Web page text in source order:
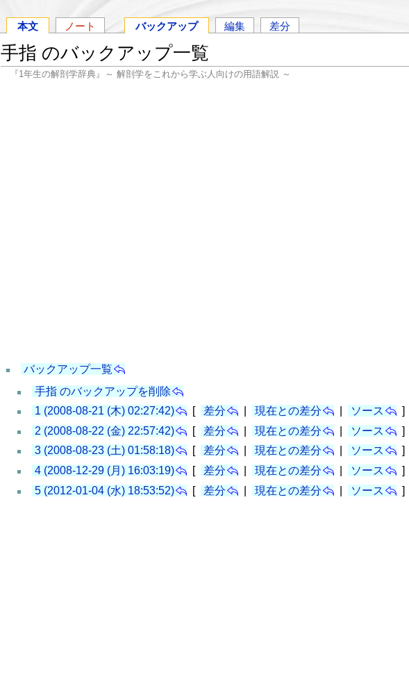
本文 ノート バックアップ 編集 差分
手指 のバックアップ一覧
『1年生の解剖学辞典』～ 解剖学をこれから学ぶ人向けの用語解説 ～
バックアップ一覧
手指 のバックアップを削除
1 (2008-08-21 (木) 02:27:42)
[ 差分 現在との差分 ソース
]
2 (2008-08-22 (金) 22:57:42)
[ 差分 現在との差分 ソース
]
3 (2008-08-23 (土) 01:58:18)
[ 差分 現在との差分 ソース
]
4 (2008-12-29 (月) 16:03:19)
[ 差分 現在との差分 ソース
]
5 (2012-01-04 (水) 18:53:52)
[ 差分 現在との差分 ソース ]